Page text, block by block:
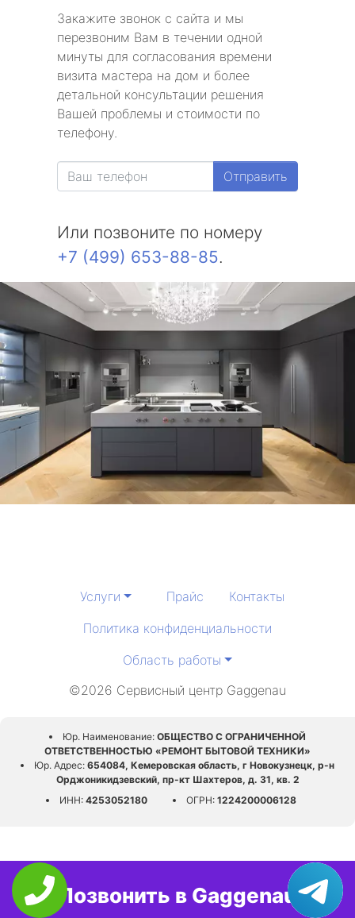
Закажите звонок с сайта и мы
перезвоним Вам в течении одной
минуты для согласования времени
визита мастера на дом и более
детальной консультации решения
Вашей проблемы и стоимости по
телефону.
Отправить
Или позвоните по номеру
+7 (499) 653-88-85.
Услуги Прайс
Контакты
Политика конфиденциальности
Область работы
©2026 Сервисный центр Gaggenau
Юр. Наименование: ОБЩЕСТВО С ОГРАНИЧЕННОЙ
ОТВЕТСТВЕННОСТЬЮ «РЕМОНТ БЫТОВОЙ ТЕХНИКИ»
Юр. Адрес: 654084, Кемеровская область, г Новокузнецк, р-н
Орджоникидзевский, пр-кт Шахтеров, д. 31, кв. 2
ИНН: 4253052180 ОГРН: 1224200006128
Позвонить в Gaggenau